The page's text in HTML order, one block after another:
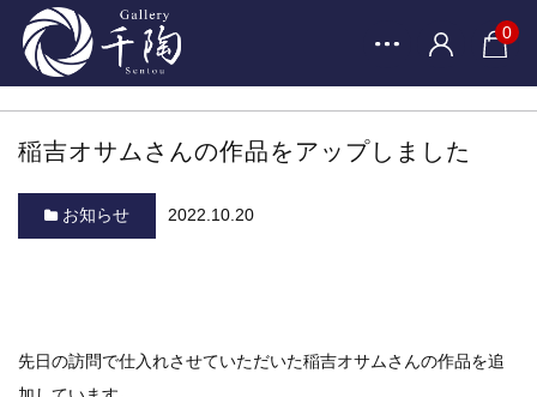
0
稲吉オサムさんの作品をアップしました
お知らせ 2022.10.20
先日の訪問で仕入れさせていただいた稲吉オサムさんの作品を追